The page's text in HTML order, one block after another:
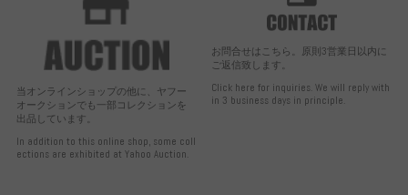
当オンラインショップの他に、ヤフー
オークションでも一部コレクションを
出品しています。
In addition to this online shop, some coll
ections are exhibited at Yahoo Auction.
お問合せはこちら。原則3営業日以内に
ご返信致します。
Click here for inquiries. We will reply with
in 3 business days in principle.